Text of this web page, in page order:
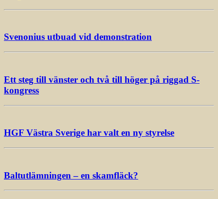
Svenonius utbuad vid demonstration
Ett steg till vänster och två till höger på riggad S-
kongress
HGF Västra Sverige har valt en ny styrelse
Baltutlämningen – en skamfläck?